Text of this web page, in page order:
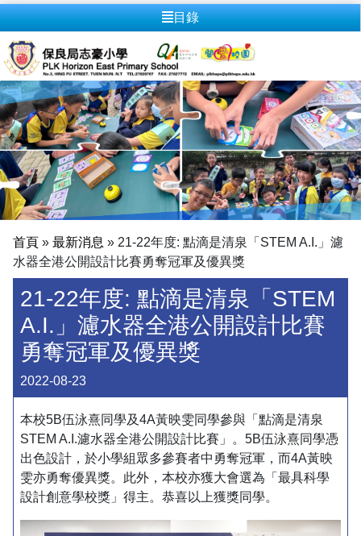
目錄
首頁 » 最新消息 » 21-22年度: 點滴是清泉「STEM A.I.」濾
水器全港公開設計比賽勇奪冠軍及優異獎
21-22年度: 點滴是清泉「STEM
A.I.」濾水器全港公開設計比賽
勇奪冠軍及優異獎
2022-08-23
本校5B伍泳熹同學及4A黃映雯同學參與「點滴是清泉
STEM A.I.濾水器全港公開設計比賽」。5B伍泳熹同學憑
出色設計，於小學組眾多參賽者中勇奪冠軍，而4A黃映
雯亦勇奪優異獎。此外，本校亦獲大會選為「最具科學
設計創意學校獎」得主。恭喜以上獲獎同學。